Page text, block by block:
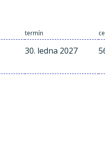
termín
30. ledna 2027